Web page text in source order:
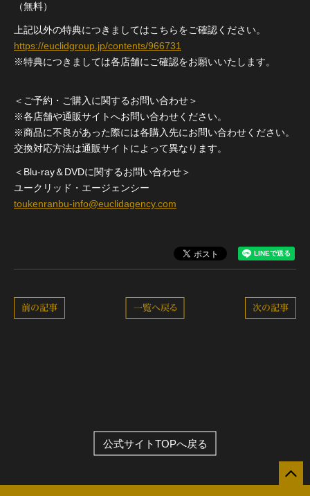
（無料）
上記以外の特典につきましてはこちらをご確認ください。
https://euclidgroup.jp/contents/966731
※特典につきましては各店舗にご確認をお願いいたします。
＜ご予約・ご購入に関するお問い合わせ＞
※各店舗や通販サイトへお問い合わせください。
※商品に不良があった際には各購入先にお問い合わせください。
交換対応方法は通販サイトによって異なります。
＜Blu-ray＆DVDに関するお問い合わせ＞
ユークリッド・エージェンシー
toukenranbu-info@euclidagency.com
次の記事
一覧へ戻る
前の記事
公式サイトTOPへ戻る